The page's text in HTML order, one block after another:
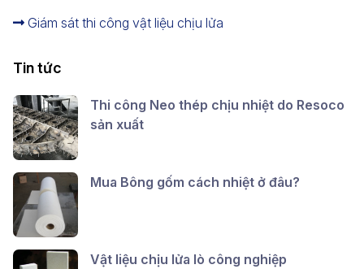
Giám sát thi công vật liệu chịu lửa
Tin tức
Thi công Neo thép chịu nhiệt do Resoco
sản xuất
Mua Bông gốm cách nhiệt ở đâu?
Vật liệu chịu lửa lò công nghiệp